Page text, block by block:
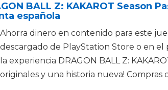
BALL Z: KAKAROT Season
española
Ahorra dinero en contenido para este
descargado de PlayStation Store o en el
la experiencia DRAGON BALL Z:
originales y una historia nueva!